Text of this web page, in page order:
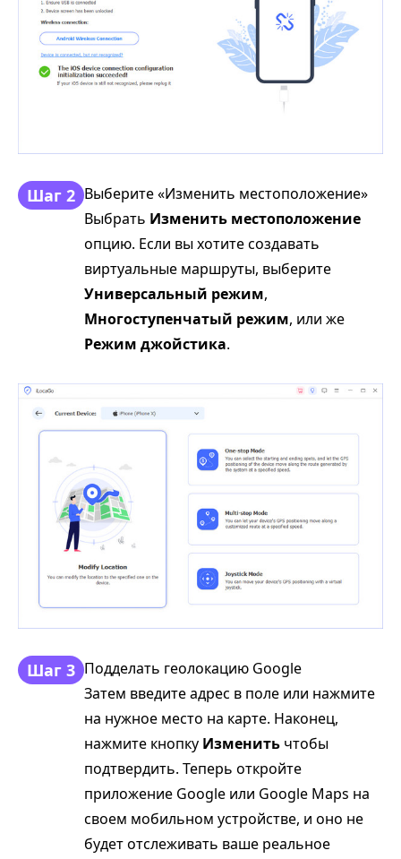
Шаг 2 Выберите «Изменить местоположение»
Выбрать Изменить местоположение
опцию. Если вы хотите создавать
виртуальные маршруты, выберите
Универсальный режим,
Многоступенчатый режим, или же
Режим джойстика.
Шаг 3 Подделать геолокацию Google
Затем введите адрес в поле или нажмите
на нужное место на карте. Наконец,
нажмите кнопку Изменить чтобы
подтвердить. Теперь откройте
приложение Google или Google Maps на
своем мобильном устройстве, и оно не
будет отслеживать ваше реальное